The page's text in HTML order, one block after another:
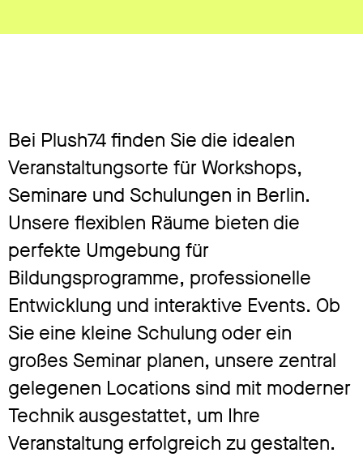
Bei Plush74 finden Sie die idealen
Veranstaltungsorte für Workshops,
Seminare und Schulungen in Berlin.
Unsere flexiblen Räume bieten die
perfekte Umgebung für
Bildungsprogramme, professionelle
Entwicklung und interaktive Events. Ob
Sie eine kleine Schulung oder ein
großes Seminar planen, unsere zentral
gelegenen Locations sind mit moderner
Technik ausgestattet, um Ihre
Veranstaltung erfolgreich zu gestalten.